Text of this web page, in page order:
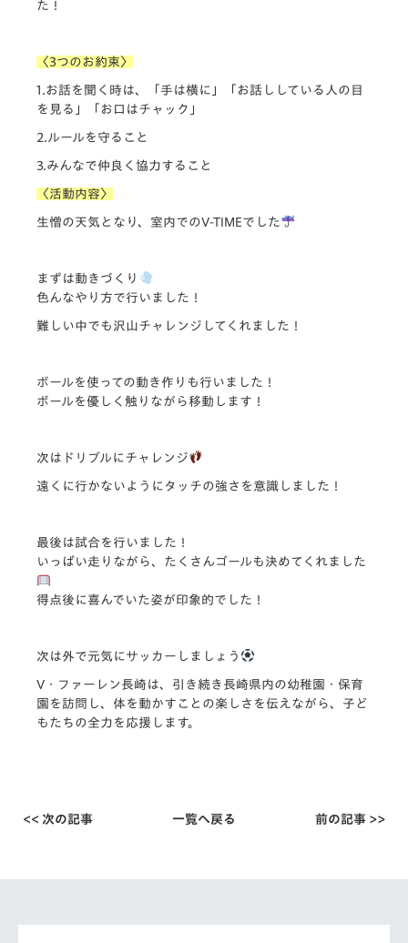
た！
〈3つのお約束〉
1.お話を聞く時は、「手は横に」「 お話ししている人の目
を見る」「お口はチャック」
2.ルールを守ること
3.みんなで仲良く協力すること
〈活動内容〉
生憎の天気となり、室内でのV-TIMEでした
まずは動きづくり
色んなやり方で行いました！
難しい中でも沢山チャレンジしてくれました！
ボールを使っての動き作りも行いました！
ボールを優しく触りながら移動します！
次はドリブルにチャレンジ
遠くに行かないようにタッチの強さを意識しました！
最後は試合を行いました！
いっぱい走りながら、たくさんゴールも決めてくれました
得点後に喜んでいた姿が印象的でした！
次は外で元気にサッカーしましょう
V・ファーレン長崎は、引き続き長崎県内の幼稚園・ 保育
園を訪問し、体を動かすことの楽しさを伝えながら、 子ど
もたちの全力を応援します。
<< 次の記事 一覧へ戻る 前の記事 >>